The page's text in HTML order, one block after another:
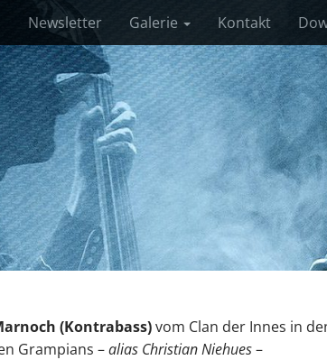
Newsletter Galerie Kontakt
(Kontrabass)vom Clan der Innes in
Grampians –alias Christian Niehues–